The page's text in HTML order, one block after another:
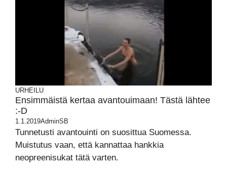
URHEILU
Ensimmäistä kertaa avantouimaan! Tästä lähtee
:-D
1.1.2019AdminSB
Tunnetusti avantouinti on suosittua Suomessa.
Muistutus vaan, että kannattaa hankkia
neopreenisukat tätä varten.